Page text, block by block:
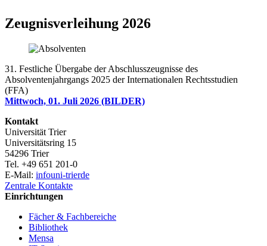
Zeugnisverleihung 2026
31. Festliche Übergabe der Abschlusszeugnisse des
Absolventenjahrgangs 2025 der Internationalen Rechtsstudien
(FFA)
Mittwoch, 01. Juli 2026 (BILDER)
Kontakt
Universität Trier
Universitätsring 15
54296 Trier
Tel. +49 651 201-0
E-Mail: infouni-trierde
Zentrale Kontakte
Einrichtungen
Fächer & Fachbereiche
Bibliothek
Mensa